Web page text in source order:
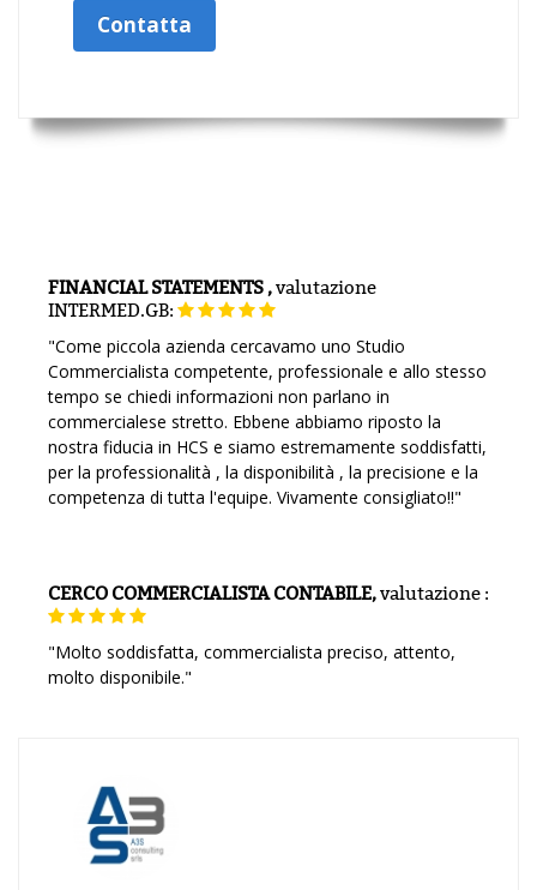
Contatta
FINANCIAL STATEMENTS ,valutazione
INTERMED.GB:
"Come piccola azienda cercavamo uno Studio
Commercialista competente, professionale e allo stesso
tempo se chiedi informazioni non parlano in
commercialese stretto. Ebbene abbiamo riposto la
nostra fiducia in HCS e siamo estremamente soddisfatti,
per la professionalità , la disponibilità , la precisione e la
competenza di tutta l'equipe. Vivamente consigliato!!"
CERCO COMMERCIALISTA CONTABILE,valutazione:
"Molto soddisfatta, commercialista preciso, attento,
molto disponibile."